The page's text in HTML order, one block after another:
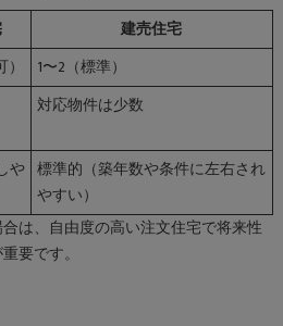
建売住宅
1〜2（標準）
対応物件は少数
や 標準的（築年数や条件に左右され
やすい）
は、自由度の高い注文住宅で将来性
要です。